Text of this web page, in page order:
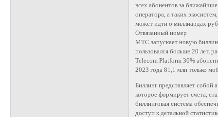
всех абонентов за
оператора, а таких
может идти о миллиардах
Отвязанный номер
МТС запускает новую
пользовался больше 20 лет,
Telecom Platform 30%
2023 года 81,1 млн только
Биллинг представляет
которое формирует счета,
биллинговая система
доступ к детальной